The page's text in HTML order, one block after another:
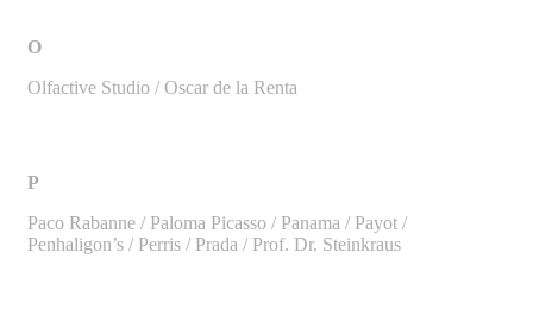
O
Olfactive Studio / Oscar de la Renta
P
Paco Rabanne / Paloma Picasso / Panama / Payot /
Penhaligon’s / Perris / Prada / Prof. Dr. Steinkraus